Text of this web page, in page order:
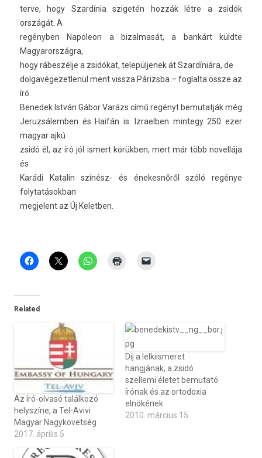
terve, hogy Szardínia szigetén hozzák létre a zsidók
országát. A
regényben Napoleon a bi­zal­masát, a bankárt küldte
Magyarország­ra,
hogy rábeszélje a zsidókat, települ­jenek át Szardíniára, de
dol­gavégezet­lenül ment vissza Párizsba – fog­lalta össze az
író.
Be­nedek István Gábor Varázs című regényt be­mutat­ják még
Jeruz­sálemb­en és Haifán is. Iz­raelb­en min­tegy 250 ezer
magyar ajkú
zsidó él, az író jól is­mert körükben, mert már több novel­lája
és
Karádi Katalin színész- és énekes­nőről szóló regénye
folytatások­ban
meg­jelent az Új Keletb­en.
Related
Az író-olvasó találkozó
helyszíne, a Tel-Avivi
Magyar Nagykövetség
2017. április 5
Díj a lelkiismeret
hangjának, a zsidó
szellemi életet bemutató
írónak és az ortodoxia
elnökének
2010. március 15